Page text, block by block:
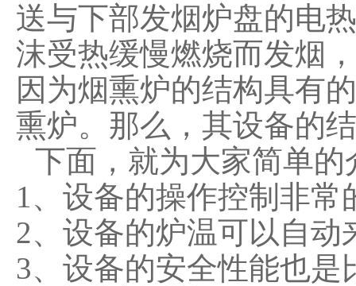
送与下部发烟炉盘的电
沫受热缓慢燃烧而发烟
因为烟熏炉的结构具有
熏炉。那么，其设备的
下面，就为大家简单的
1、设备的操作控制非
2、设备的炉温可以自
3、设备的安全性能也